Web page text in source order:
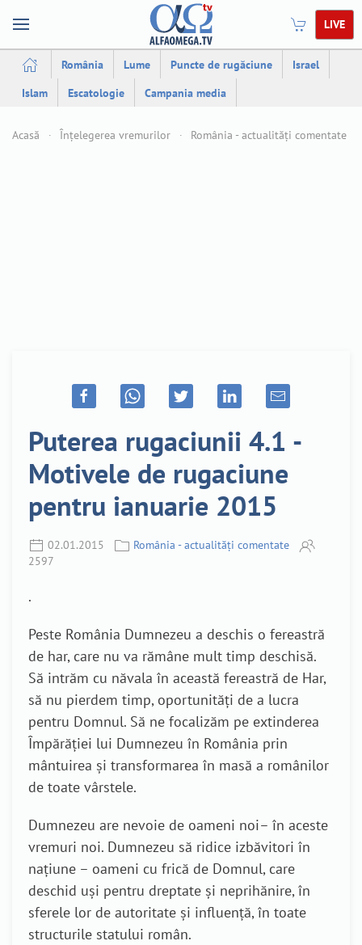
LIVE
România Lume Puncte de rugăciune
Israel
Islam
Escatologie Campania media
Acasă Înțelegerea vremurilor România - actualități comentate
Puterea rugaciunii 4.1 -
Motivele de rugaciune
pentru ianuarie 2015
02.01.2015
România - actualități comentate
2597
.
Peste România Dumnezeu a deschis o fereastră
de har, care nu va rămâne mult timp deschisă.
Să intrăm cu năvala în această fereastră de Har,
să nu pierdem timp, oportunități de a lucra
pentru Domnul. Să ne focalizăm pe extinderea
Împărăției lui Dumnezeu în România prin
mântuirea și transformarea în masă a românilor
de toate vârstele.
Dumnezeu are nevoie de oameni noi– în aceste
vremuri noi. Dumnezeu să ridice izbăvitori în
națiune – oameni cu frică de Domnul, care
deschid uși pentru dreptate și neprihănire, în
sferele lor de autoritate și influență, în toate
structurile statului român.